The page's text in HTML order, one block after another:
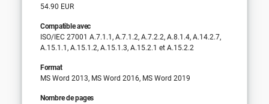
54.90 EUR
Compatible avec
ISO/IEC 27001 A.7.1.1, A.7.1.2, A.7.2.2, A.8.1.4, A.14.2.7,
A.15.1.1, A.15.1.2, A.15.1.3, A.15.2.1 et A.15.2.2
Format
MS Word 2013, MS Word 2016, MS Word 2019
Nombre de pages